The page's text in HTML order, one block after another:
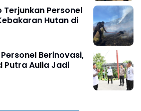
Personel
Hutan di
Berinovasi,
Putra Aulia Jadi